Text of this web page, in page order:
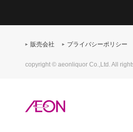
販売会社 プライバシーポリシー
copyright © aeonliquor Co.,Ltd. All